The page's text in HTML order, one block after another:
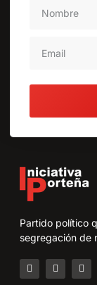
Partido político
segregación de